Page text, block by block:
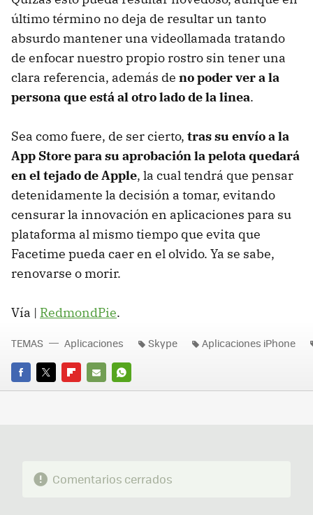
último término no deja de resultar un tanto
absurdo mantener una videollamada tratando
de enfocar nuestro propio rostro sin tener una
clara referencia, además de no poder ver a la
persona que está al otro lado de la linea.
Sea como fuere, de ser cierto, tras su envío a la
App Store para su aprobación la pelota quedará
en el tejado de Apple, la cual tendrá que pensar
detenidamente la decisión a tomar, evitando
censurar la innovación en aplicaciones para su
plataforma al mismo tiempo que evita que
Facetime pueda caer en el olvido. Ya se sabe,
renovarse o morir.
Vía | RedmondPie.
FACEBOOK
TWITTERFLIPBOARD
E-
WHATSAPP
TEMAS Aplicaciones Skype Aplicaciones iPhone
Comentarios cerrados